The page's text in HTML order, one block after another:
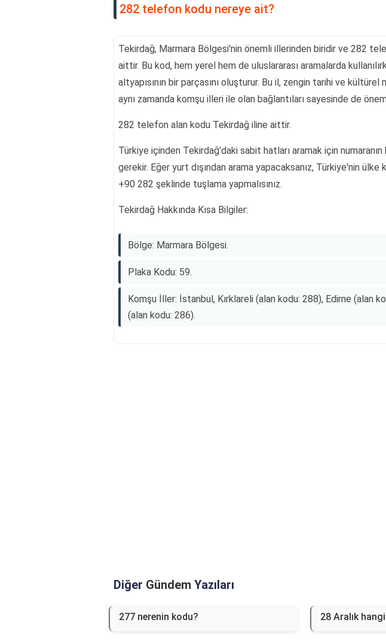
282 telefon kodu nereye ait?
Tekirdağ, Marmara Bölgesi'nin önemli illerinden biridir ve 282
aittir. Bu kod, hem yerel hem de uluslararası aramalarda
altyapısının bir parçasını oluşturur. Bu il, zengin tarihi ve
aynı zamanda komşu illeri ile olan bağlantıları sayesinde de
282 telefon alan kodu Tekirdağ iline aittir.
Türkiye içinden Tekirdağ'daki sabit hatları aramak için
gerekir. Eğer yurt dışından arama yapacaksanız, Türkiye'nin
+90 282 şeklinde tuşlama yapmalısınız.
Tekirdağ Hakkında Kısa Bilgiler:
Bölge: Marmara Bölgesi.
Plaka Kodu: 59.
Komşu İller: İstanbul, Kırklareli (alan kodu: 288), Edirne (alan
(alan kodu: 286).
Diğer Gündem Yazıları
277 nerenin kodu? 28 Aralık